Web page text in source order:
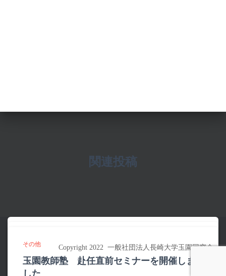
関連投稿
令和８年度総会・創立１４０周年記念懇談
会を行いました
会報「たまぞの」第１５６号を発行しまし
た
その他
玉園教師塾 赴任直前セミナーを開催しま
Copyright 2022 一般社団法人長崎大学玉園同窓会